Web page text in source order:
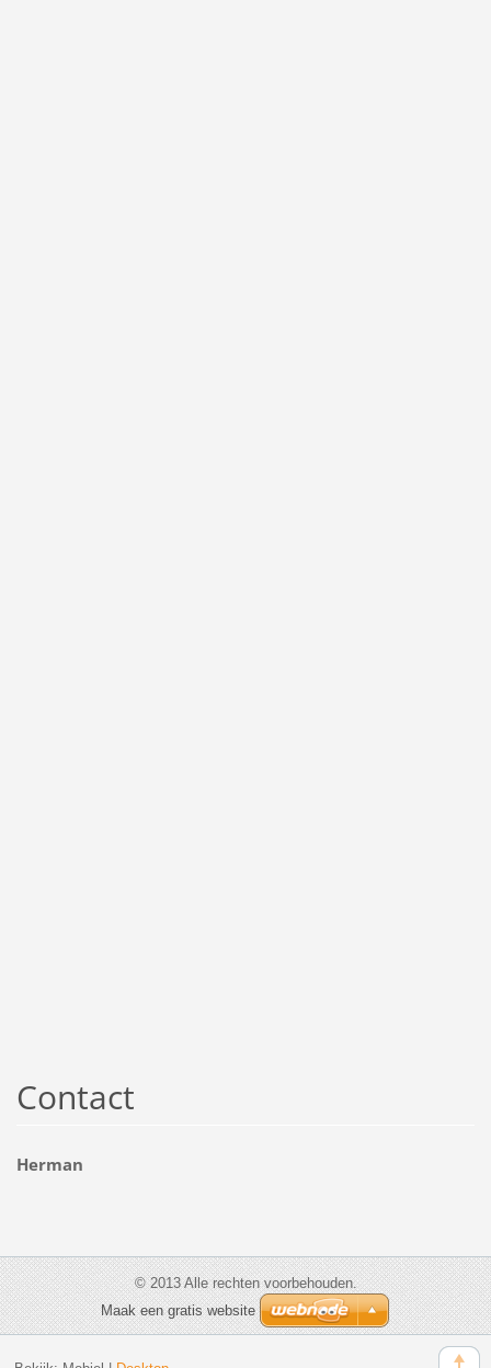
Contact
Herman
© 2013 Alle rechten voorbehouden.
Maak een gratis website